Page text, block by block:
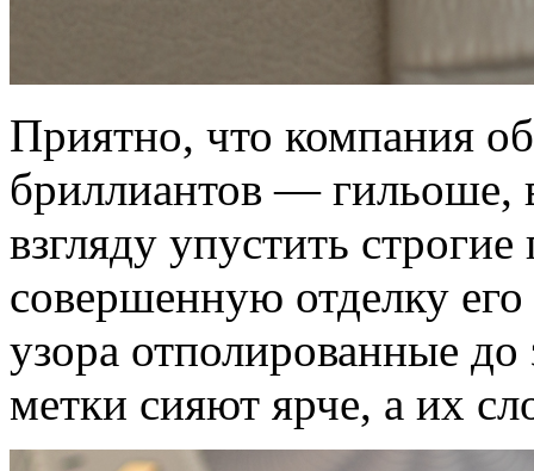
Приятно, что компания
бриллиантов — гильоше,
взгляду упустить
совершенную отделку
узора отполированные до
метки сияют ярче, а их